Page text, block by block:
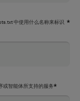
*
中使用什么名称来标识
*
或智能体所支持的服务